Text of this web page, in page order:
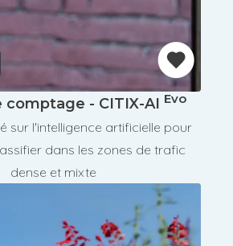
comptage - CITIX-AI Evo
sur l'intelligence artificielle pour
dans les zones de trafic
dense et mixte